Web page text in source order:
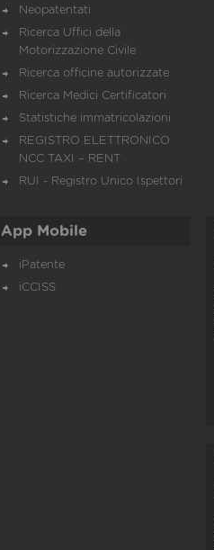
Neopatentati
Ricerca Uffici della
Motorizzazione Civile
Ricerca officine autorizzate
Ricerca Medici Certificatori
Statistiche immatricolazioni
REGISTRO ELETTRONICO
NCC TAXI – RENT
RUI - Registro Unico Ispettori
App Mobile
iPatente
iCCISS